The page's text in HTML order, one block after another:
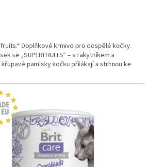
Doplňkové krmivo pro dospělé kočky.
se „SUPERFRUITS“ – s rakytníkem a
pamlsky kočku přilákají a strhnou ke